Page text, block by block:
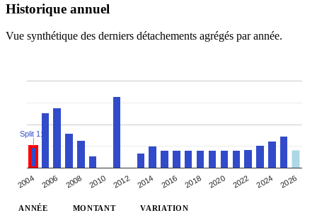
Historique annuel
Vue synthétique des derniers détachements agrégés par année.
2004 2006 2008 2010 2012 2014 2016 2018 2020 2022 2024 2026
Split 1:6
ANNÉE MONTANT VARIATION